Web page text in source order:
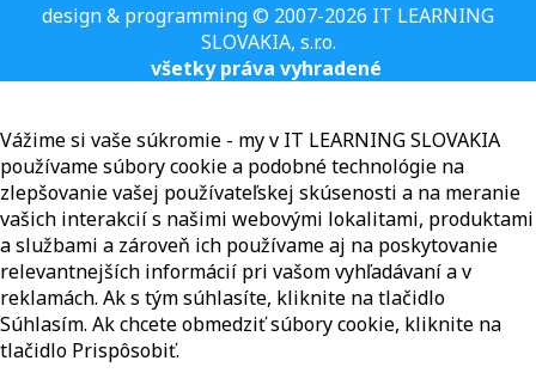
design & programming © 2007-2026 IT LEARNING
SLOVAKIA, s.r.o.
všetky práva vyhradené
Vážime si vaše súkromie - my v IT LEARNING SLOVAKIA
používame súbory cookie a podobné technológie na
zlepšovanie vašej používateľskej skúsenosti a na meranie
vašich interakcií s našimi webovými lokalitami, produktami
a službami a zároveň ich používame aj na poskytovanie
relevantnejších informácií pri vašom vyhľadávaní a v
reklamách. Ak s tým súhlasíte, kliknite na tlačidlo
Súhlasím. Ak chcete obmedziť súbory cookie, kliknite na
tlačidlo Prispôsobiť.